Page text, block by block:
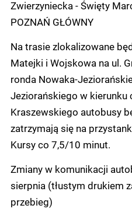
Zwierzyniecka - Święty
POZNAŃ GŁÓWNY
Na trasie zlokalizowane
Matejki i Wojskowa na ul.
ronda Nowaka-
Jeziorańskiego w kierunku
Kraszewskiego autobusy
zatrzymają się na
Kursy co 7,5/10 minut.
Zmiany w komunikacji
sierpnia (tłustym drukiem
przebieg)